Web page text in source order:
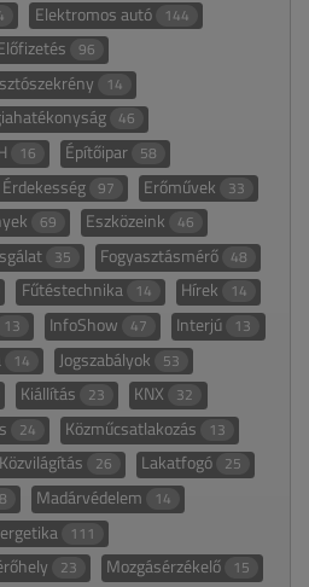
Elektromos autó 144
96
14
46
16 Építőipar 58
Érdekesség 97 Erőművek 33
69 Eszközeink 46
35 Fogyasztásmérő 48
Fűtéstechnika 14 Hírek 14
13 InfoShow 47 Interjú 13
14 Jogszabályok 53
Kiállítás 23 KNX 32
24 Közműcsatlakozás 13
Közvilágítás 26 Lakatfogó 25
Madárvédelem 14
111
23 Mozgásérzékelő 15